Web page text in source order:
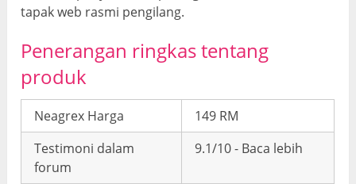
tapak web rasmi pengilang.
Penerangan ringkas tentang
produk
Neagrex Harga
149 RM
Testimoni dalam
forum
9.1/10 - Baca lebih